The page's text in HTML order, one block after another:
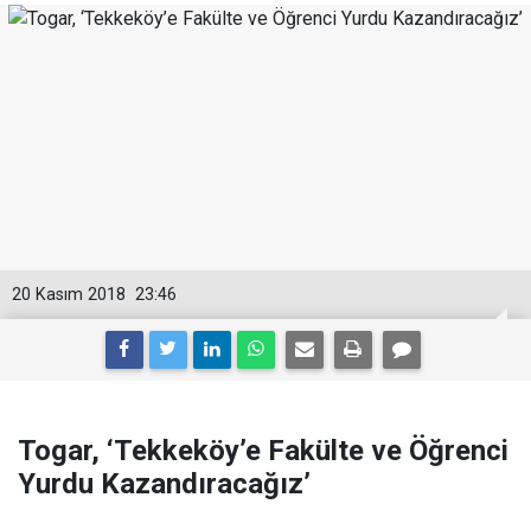
23:46
20 Kasım 2018
Togar, ‘Tekkeköy’e Fakülte ve Öğrenci
Yurdu Kazandıracağız’